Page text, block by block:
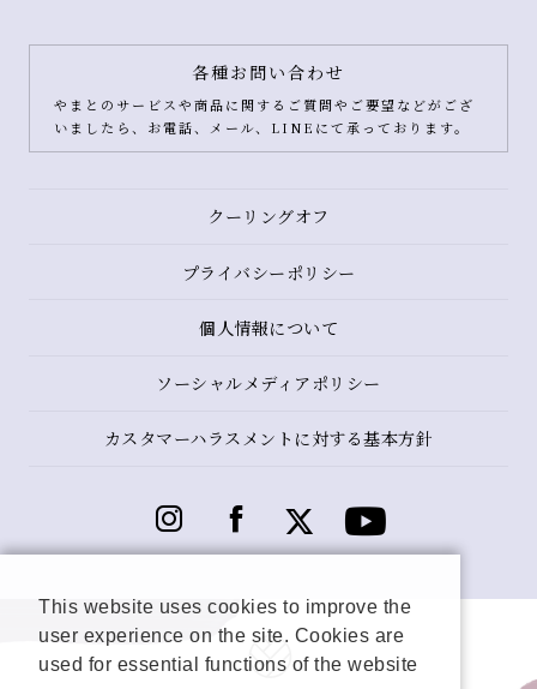
各種お問い合わせ
やまとのサービスや商品に関するご質問やご要望などがござ
いましたら、お電話、メール、LINEにて承っております。
クーリングオフ
プライバシーポリシー
個人情報について
ソーシャルメディアポリシー
カスタマーハラスメントに対する基本方針
This website uses cookies to improve the
user experience on the site. Cookies are
used for essential functions of the website